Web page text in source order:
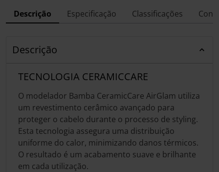
Descrição Especificação Classificações
Descrição
TECNOLOGIA CERAMICCARE
O modelador Bamba CeramicCare AirGlam utiliza
um revestimento cerâmico avançado para
proteger o cabelo durante o processo de styling.
Esta tecnologia assegura uma distribuição
uniforme do calor, minimizando danos térmicos.
O resultado é um acabamento suave e brilhante
em cada utilização.